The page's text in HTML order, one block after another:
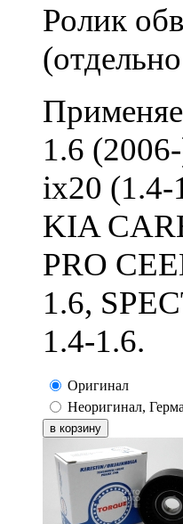
Ролик
1.6
ix20 (1.4-
KIA
PRO
1.6,
1.4-1.6.
Оригинал
Неоригинал,